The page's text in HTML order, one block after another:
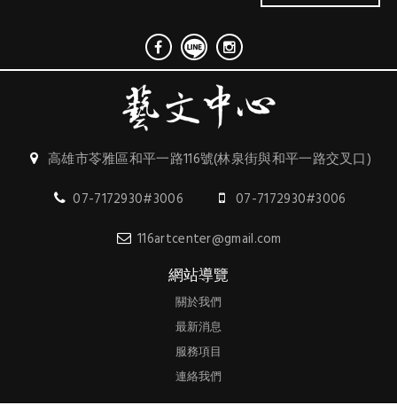
高雄市苓雅區和平一路116號(林泉街與和平一路交叉口)
07-7172930#3006
07-7172930#3006
116artcenter@gmail.com
網站導覽
關於我們
最新消息
服務項目
連絡我們